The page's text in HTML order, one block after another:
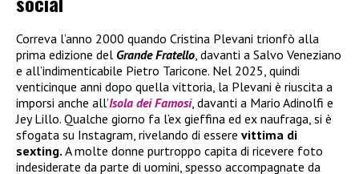
Correva l’anno 2000 quando Cristina Plevani trionfò alla
prima edizione del Grande Fratello , davanti a Salvo Veneziano
e all’indimenticabile Pietro Taricone. Nel 2025, quindi
venticinque anni dopo quella vittoria, la Plevani è riuscita a
imporsi anche all’Isola dei Famosi, davanti a Mario Adinolfi e
Jey Lillo. Qualche giorno fa l’ex gieffina ed ex naufraga, si è
sfogata su Instagram, rivelando di essere vittima di
sexting. A molte donne purtroppo capita di ricevere foto
indesiderate da parte di uomini, spesso accompagnate da